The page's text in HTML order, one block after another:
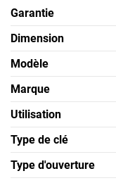
Garantie
Dimension
Modèle
Marque
Utilisation
Type de clé
Type d'ouverture